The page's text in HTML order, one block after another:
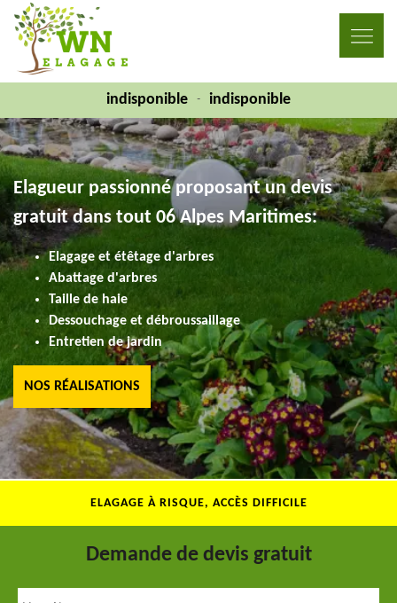
indisponible - indisponible
Elagueur passionné proposant un devis
gratuit dans tout 06 Alpes Maritimes:
Elagage et étêtage d'arbres
Abattage d'arbres
Taille de haie
Dessouchage et débroussaillage
Entretien de jardin
NOS RÉALISATIONS
ELAGAGE À RISQUE, ACCÈS DIFFICILE
Demande de devis gratuit